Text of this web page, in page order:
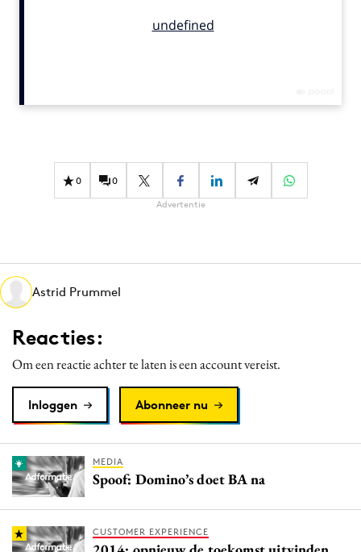
Design
Diversiteit
Effectiviteit
Martech
Media
Merkstrategie
Purpose Marketing
Reputatie & crisis
0 0
Advertentie
Astrid Prummel
Reacties:
Om een reactie achter te laten is een account vereist.
Inloggen Abonneer nu
MEDIA
Spoof: Domino’s doet BA na
CUSTOMER EXPERIENCE